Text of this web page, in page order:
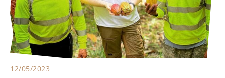
12/05/2023